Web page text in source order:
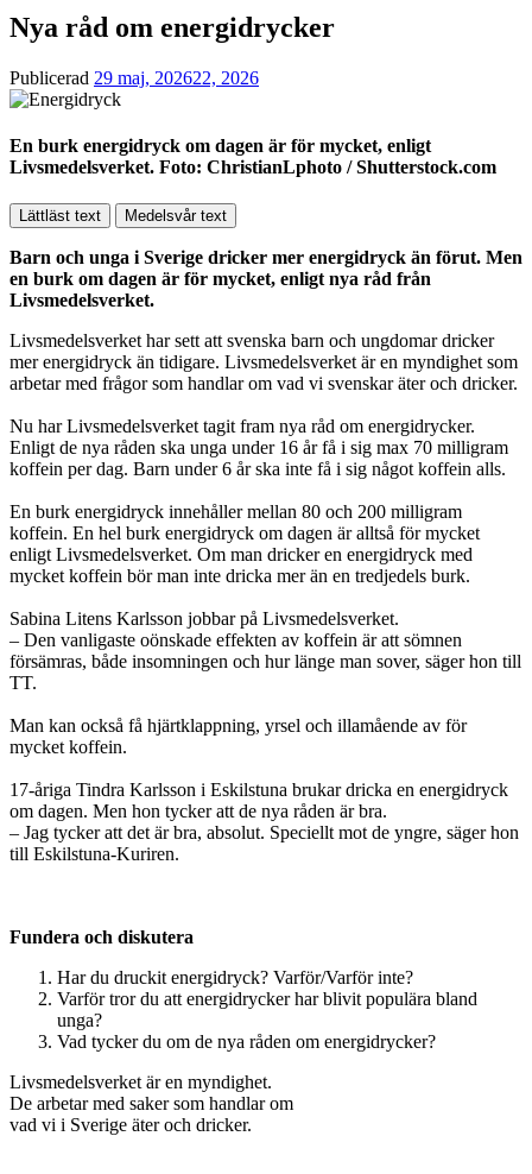
Nya råd om energidrycker
Publicerad 29 maj, 202622, 2026
En burk energidryck om dagen är för mycket, enligt
Livsmedelsverket. Foto: ChristianLphoto / Shutterstock.com
Lättläst text Medelsvår text
Barn och unga i Sverige dricker mer energidryck än förut. Men
en burk om dagen är för mycket, enligt nya råd från
Livsmedelsverket.
Livsmedelsverket har sett att svenska barn och ungdomar dricker
mer energidryck än tidigare. Livsmedelsverket är en myndighet som
arbetar med frågor som handlar om vad vi svenskar äter och dricker.
Nu har Livsmedelsverket tagit fram nya råd om energidrycker.
Enligt de nya råden ska unga under 16 år få i sig max 70 milligram
koffein per dag. Barn under 6 år ska inte få i sig något koffein alls.
En burk energidryck innehåller mellan 80 och 200 milligram
koffein. En hel burk energidryck om dagen är alltså för mycket
enligt Livsmedelsverket. Om man dricker en energidryck med
mycket koffein bör man inte dricka mer än en tredjedels burk.
Sabina Litens Karlsson jobbar på Livsmedelsverket.
– Den vanligaste oönskade effekten av koffein är att sömnen
försämras, både insomningen och hur länge man sover, säger hon till
TT.
Man kan också få hjärtklappning, yrsel och illamående av för
mycket koffein.
17-åriga Tindra Karlsson i Eskilstuna brukar dricka en energidryck
om dagen. Men hon tycker att de nya råden är bra.
– Jag tycker att det är bra, absolut. Speciellt mot de yngre, säger hon
till Eskilstuna-Kuriren.
Fundera och diskutera
Har du druckit energidryck? Varför/Varför inte?
Varför tror du att energidrycker har blivit populära bland
unga?
Vad tycker du om de nya råden om energidrycker?
Livsmedelsverket är en myndighet.
De arbetar med saker som handlar om
vad vi i Sverige äter och dricker.